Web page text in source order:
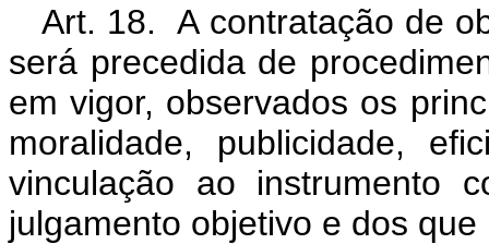
Art. 18. A contratação de
será precedida de
em vigor, observados os
moralidade, publicidade,
vinculação ao instrumento
julgamento objetivo e dos